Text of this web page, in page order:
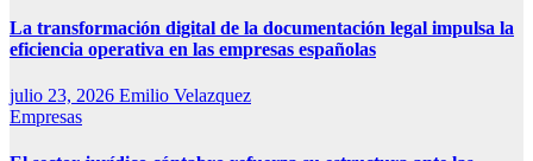
La transformación digital de la documentación legal impulsa la
eficiencia operativa en las empresas españolas
julio 23, 2026 Emilio Velazquez
Empresas